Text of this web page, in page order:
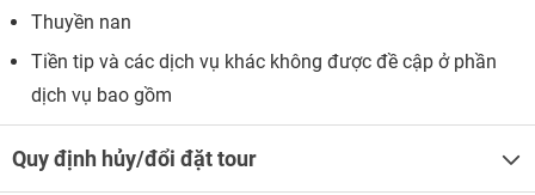
Thuyền nan
Tiền tip và các dịch vụ khác không được đề cập ở phần
dịch vụ bao gồm
Quy định hủy/đổi đặt tour